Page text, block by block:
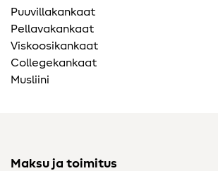
Puuvillakankaat
Pellavakankaat
Viskoosikankaat
Collegekankaat
Musliini
Maksu ja toimitus